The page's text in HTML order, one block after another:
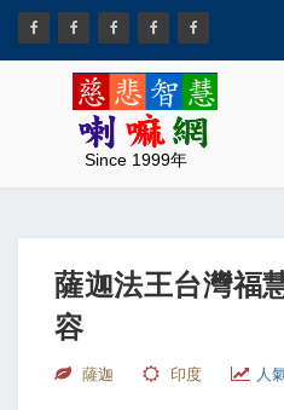
Since 1999年
薩迦法王台灣福
容
薩迦 印度 人